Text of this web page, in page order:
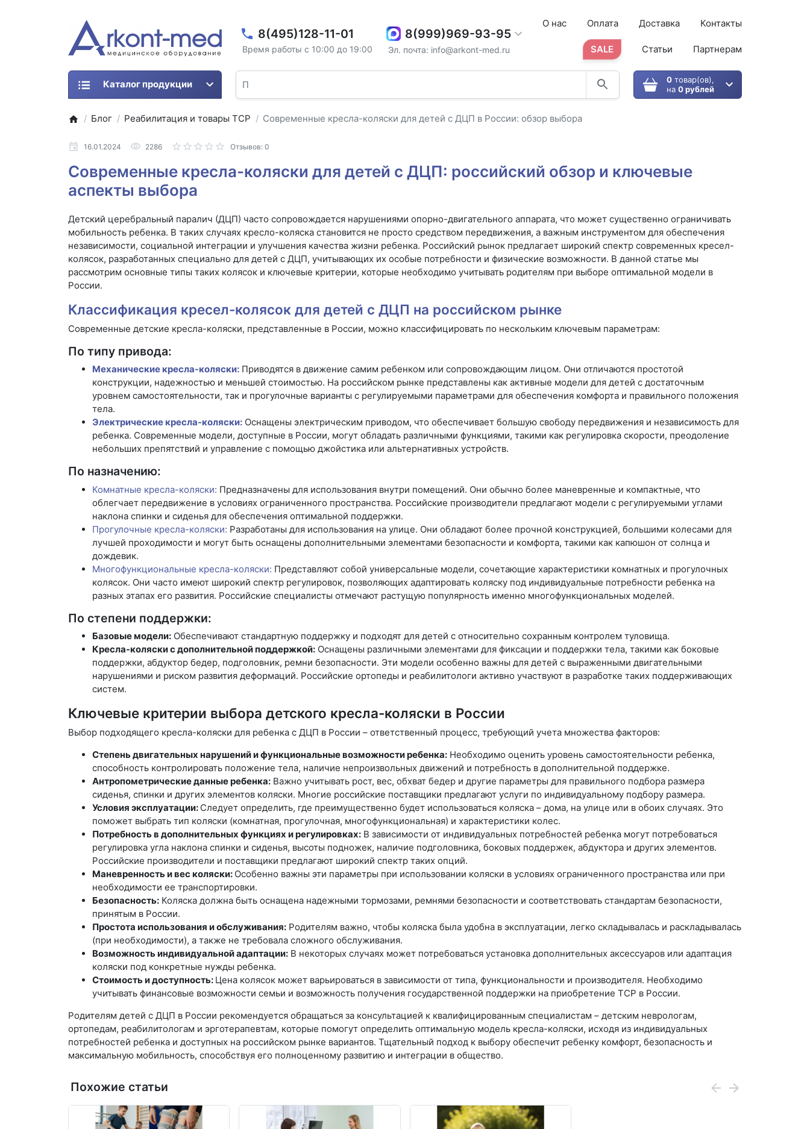
8(495)128-11-01
Время работы с 10:00 до 19:00
8(999)969-93-95
Эл. почта: info@arkont-med.ru
О нас Оплата Доставка Контакты
SALE Статьи Партнерам
0товар(ов),
на 0 рублей
Каталог продукции
Блог Реабилитация и товары ТСР Современные кресла-коляски для детей с ДЦП в России: обзор выбора
16.01.2024 2286 Отзывов: 0
Современные кресла-коляски для детей с ДЦП: российский обзор и ключевые
аспекты выбора
Детский церебральный паралич (ДЦП) часто сопровождается нарушениями опорно-двигательного аппарата, что может существенно ограничивать
мобильность ребенка. В таких случаях кресло-коляска становится не просто средством передвижения, а важным инструментом для обеспечения
независимости, социальной интеграции и улучшения качества жизни ребенка. Российский рынок предлагает широкий спектр современных кресел-
колясок, разработанных специально для детей с ДЦП, учитывающих их особые потребности и физические возможности. В данной статье мы
рассмотрим основные типы таких колясок и ключевые критерии, которые необходимо учитывать родителям при выборе оптимальной модели в
России.
Классификация кресел-колясок для детей с ДЦП на российском рынке
Современные детские кресла-коляски, представленные в России, можно классифицировать по нескольким ключевым параметрам:
По типу привода:
Механические кресла-коляски: Приводятся в движение самим ребенком или сопровождающим лицом. Они отличаются простотой
конструкции, надежностью и меньшей стоимостью. На российском рынке представлены как активные модели для детей с достаточным
уровнем самостоятельности, так и прогулочные варианты с регулируемыми параметрами для обеспечения комфорта и правильного положения
тела.
Электрические кресла-коляски: Оснащены электрическим приводом, что обеспечивает большую свободу передвижения и независимость для
ребенка. Современные модели, доступные в России, могут обладать различными функциями, такими как регулировка скорости, преодоление
небольших препятствий и управление с помощью джойстика или альтернативных устройств.
По назначению:
Комнатные кресла-коляски: Предназначены для использования внутри помещений. Они обычно более маневренные и компактные, что
облегчает передвижение в условиях ограниченного пространства. Российские производители предлагают модели с регулируемыми углами
наклона спинки и сиденья для обеспечения оптимальной поддержки.
Прогулочные кресла-коляски: Разработаны для использования на улице. Они обладают более прочной конструкцией, большими колесами для
лучшей проходимости и могут быть оснащены дополнительными элементами безопасности и комфорта, такими как капюшон от солнца и
дождевик.
Многофункциональные кресла-коляски: Представляют собой универсальные модели, сочетающие характеристики комнатных и прогулочных
колясок. Они часто имеют широкий спектр регулировок, позволяющих адаптировать коляску под индивидуальные потребности ребенка на
разных этапах его развития. Российские специалисты отмечают растущую популярность именно многофункциональных моделей.
По степени поддержки:
Базовые модели: Обеспечивают стандартную поддержку и подходят для детей с относительно сохранным контролем туловища.
Кресла-коляски с дополнительной поддержкой: Оснащены различными элементами для фиксации и поддержки тела, такими как боковые
поддержки, абдуктор бедер, подголовник, ремни безопасности. Эти модели особенно важны для детей с выраженными двигательными
нарушениями и риском развития деформаций. Российские ортопеды и реабилитологи активно участвуют в разработке таких поддерживающих
систем.
Ключевые критерии выбора детского кресла-коляски в России
Выбор подходящего кресла-коляски для ребенка с ДЦП в России – ответственный процесс, требующий учета множества факторов:
Степень двигательных нарушений и функциональные возможности ребенка: Необходимо оценить уровень самостоятельности ребенка,
способность контролировать положение тела, наличие непроизвольных движений и потребность в дополнительной поддержке.
Антропометрические данные ребенка: Важно учитывать рост, вес, обхват бедер и другие параметры для правильного подбора размера
сиденья, спинки и других элементов коляски. Многие российские поставщики предлагают услуги по индивидуальному подбору размера.
Условия эксплуатации: Следует определить, где преимущественно будет использоваться коляска – дома, на улице или в обоих случаях. Это
поможет выбрать тип коляски (комнатная, прогулочная, многофункциональная) и характеристики колес.
Потребность в дополнительных функциях и регулировках: В зависимости от индивидуальных потребностей ребенка могут потребоваться
регулировка угла наклона спинки и сиденья, высоты подножек, наличие подголовника, боковых поддержек, абдуктора и других элементов.
Российские производители и поставщики предлагают широкий спектр таких опций.
Маневренность и вес коляски: Особенно важны эти параметры при использовании коляски в условиях ограниченного пространства или при
необходимости ее транспортировки.
Безопасность: Коляска должна быть оснащена надежными тормозами, ремнями безопасности и соответствовать стандартам безопасности,
принятым в России.
Простота использования и обслуживания: Родителям важно, чтобы коляска была удобна в эксплуатации, легко складывалась и раскладывалась
(при необходимости), а также не требовала сложного обслуживания.
Возможность индивидуальной адаптации: В некоторых случаях может потребоваться установка дополнительных аксессуаров или адаптация
коляски под конкретные нужды ребенка.
Стоимость и доступность: Цена колясок может варьироваться в зависимости от типа, функциональности и производителя. Необходимо
учитывать финансовые возможности семьи и возможность получения государственной поддержки на приобретение ТСР в России.
Родителям детей с ДЦП в России рекомендуется обращаться за консультацией к квалифицированным специалистам – детским неврологам,
ортопедам, реабилитологам и эрготерапевтам, которые помогут определить оптимальную модель кресла-коляски, исходя из индивидуальных
потребностей ребенка и доступных на российском рынке вариантов. Тщательный подход к выбору обеспечит ребенку комфорт, безопасность и
максимальную мобильность, способствуя его полноценному развитию и интеграции в общество.
Похожие статьи